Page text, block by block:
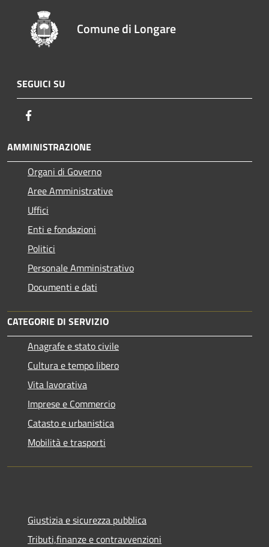
Comune di Longare
SEGUICI SU
AMMINISTRAZIONE
Organi di Governo
Aree Amministrative
Uffici
Enti e fondazioni
Politici
Personale Amministrativo
Documenti e dati
CATEGORIE DI SERVIZIO
Anagrafe e stato civile
Cultura e tempo libero
Vita lavorativa
Imprese e Commercio
Catasto e urbanistica
Mobilità e trasporti
Giustizia e sicurezza pubblica
Tributi,finanze e contravvenzioni